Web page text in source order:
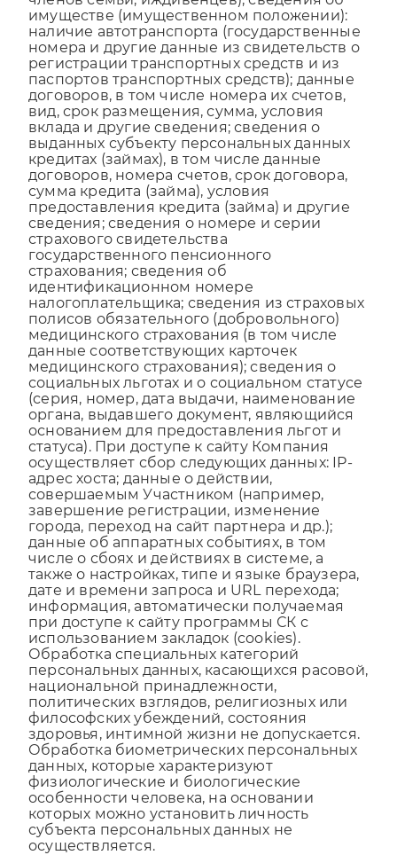
имуществе (имущественном положении):
наличие автотранспорта (государственные
номера и другие данные из свидетельств о
регистрации транспортных средств и из
паспортов транспортных средств); данные
договоров, в том числе номера их счетов,
вид, срок размещения, сумма, условия
вклада и другие сведения; сведения о
выданных субъекту персональных данных
кредитах (займах), в том числе данные
договоров, номера счетов, срок договора,
сумма кредита (займа), условия
предоставления кредита (займа) и другие
сведения; сведения о номере и серии
страхового свидетельства
государственного пенсионного
страхования; сведения об
идентификационном номере
налогоплательщика; сведения из страховых
полисов обязательного (добровольного)
медицинского страхования (в том числе
данные соответствующих карточек
медицинского страхования); сведения о
социальных льготах и о социальном статусе
(серия, номер, дата выдачи, наименование
органа, выдавшего документ, являющийся
основанием для предоставления льгот и
статуса). При доступе к сайту Компания
осуществляет сбор следующих данных: IP-
адрес хоста; данные о действии,
совершаемым Участником (например,
завершение регистрации, изменение
города, переход на сайт партнера и др.);
данные об аппаратных событиях, в том
числе о сбоях и действиях в системе, а
также о настройках, типе и языке браузера,
дате и времени запроса и URL перехода;
информация, автоматически получаемая
при доступе к сайту программы СК с
использованием закладок (cookies).
Обработка специальных категорий
персональных данных, касающихся расовой,
национальной принадлежности,
политических взглядов, религиозных или
философских убеждений, состояния
здоровья, интимной жизни не допускается.
Обработка биометрических персональных
данных, которые характеризуют
физиологические и биологические
особенности человека, на основании
которых можно установить личность
субъекта персональных данных не
осуществляется.